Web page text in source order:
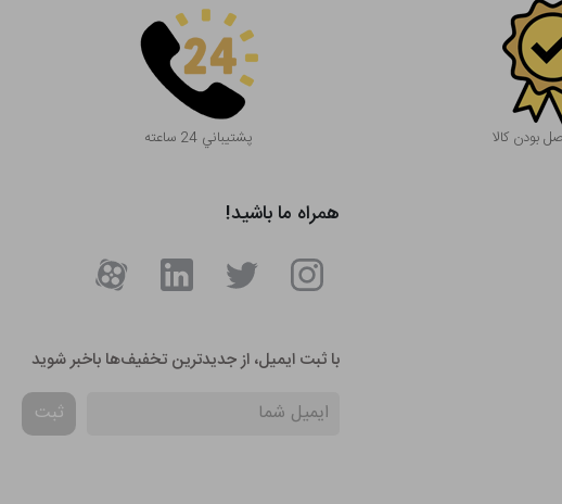
بودن کالا پشتيباني 24 ساعته
همراه ما باشید!
با ثبت ایمیل، از جدید‌ترین تخفیف‌ها با‌خبر شوید
ثبت